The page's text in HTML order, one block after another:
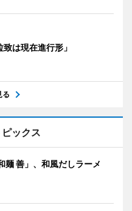
は現在進行形」
る
ックス
麺 善」、和風だしラーメ